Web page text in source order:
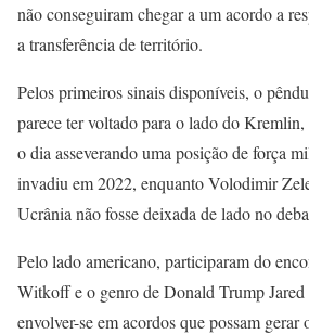
não conseguiram chegar a um acordo a
a transferência de território.
Pelos primeiros sinais disponíveis, o
parece ter voltado para o lado do Kremlin,
o dia asseverando uma posição de força
invadiu em 2022, enquanto Volodimir
Ucrânia não fosse deixada de lado no
Pelo lado americano, participaram do
Witkoff e o genro de Donald Trump Jared
envolver-se em acordos que possam gerar